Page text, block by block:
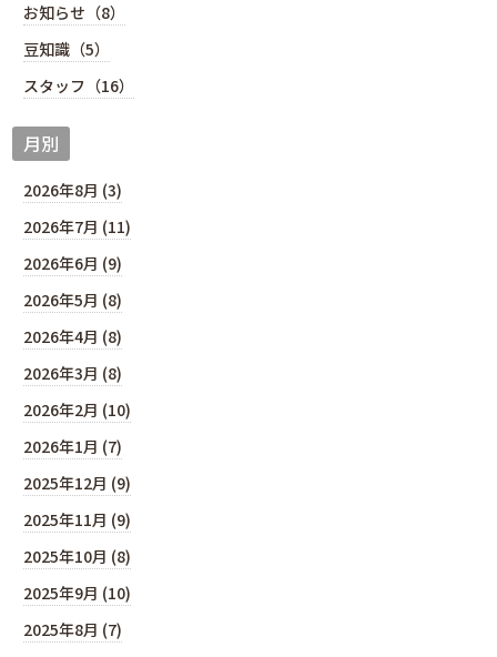
お知らせ（8）
豆知識（5）
スタッフ（16）
月別
2026年8月 (3)
2026年7月 (11)
2026年6月 (9)
2026年5月 (8)
2026年4月 (8)
2026年3月 (8)
2026年2月 (10)
2026年1月 (7)
2025年12月 (9)
2025年11月 (9)
2025年10月 (8)
2025年9月 (10)
2025年8月 (7)